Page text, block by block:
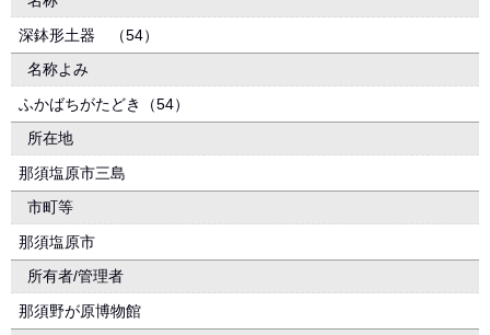
深鉢形土器 （54）
名称よみ
ふかばちがたどき（54）
所在地
那須塩原市三島
市町等
那須塩原市
所有者/管理者
那須野が原博物館